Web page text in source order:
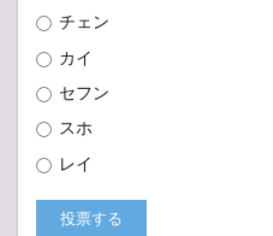
チェン
カイ
セフン
スホ
レイ